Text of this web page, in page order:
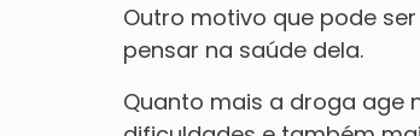
Outro motivo que pode
pensar na saúde dela.
Quanto mais a droga age